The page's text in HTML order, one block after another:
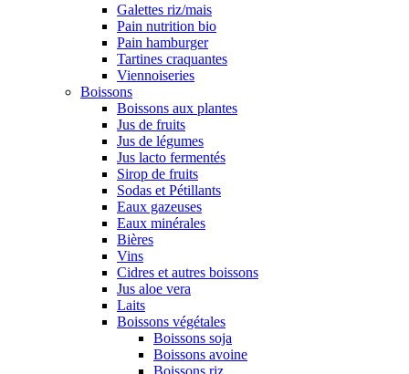
Galettes riz/mais
Pain nutrition bio
Pain hamburger
Tartines craquantes
Viennoiseries
Boissons
Boissons aux plantes
Jus de fruits
Jus de légumes
Jus lacto fermentés
Sirop de fruits
Sodas et Pétillants
Eaux gazeuses
Eaux minérales
Bières
Vins
Cidres et autres boissons
Jus aloe vera
Laits
Boissons végétales
Boissons soja
Boissons avoine